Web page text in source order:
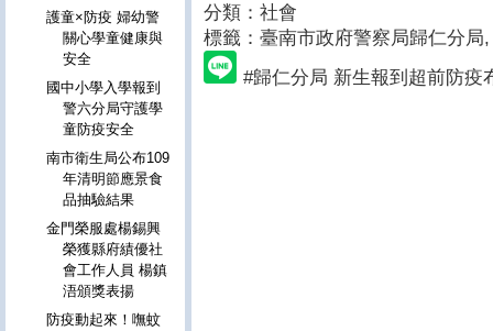
分類：社會
標籤：臺南市政府警察局歸仁分局,
#歸仁分局 新生報到超前防疫
護童×防疫 婦幼警
關心學童健康與
安全
國中小學入學報到
警六分局守護學
童防疫安全
南市衛生局公布109
年清明節應景食
品抽驗結果
金門榮服處楊錫興
榮獲縣府績優社
會工作人員 楊鎮
浯頒獎表揚
防疫動起來！嘸蚊